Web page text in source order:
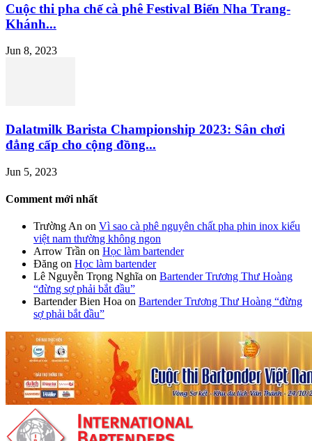
Cuộc thi pha chế cà phê Festival Biển Nha Trang-
Khánh...
Jun 8, 2023
Dalatmilk Barista Championship 2023: Sân chơi
đẳng cấp cho cộng đồng...
Jun 5, 2023
Comment mới nhất
Trường An on Vì sao cà phê nguyên chất pha phin inox kiểu
việt nam thường không ngon
Arrow Trần on Học làm bartender
Đăng on Học làm bartender
Lê Nguyễn Trọng Nghĩa on Bartender Trương Thư Hoàng
“đừng sợ phải bắt đầu”
Bartender Bien Hoa on Bartender Trương Thư Hoàng “đừng
sợ phải bắt đầu”